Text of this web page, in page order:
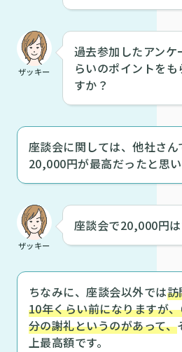
ザッキー
過去参加したアンケ
らいのポイントを
すか？
座談会に関しては、他社さん
20,000円が最高だったと思い
ザッキー
座談会で20,000円
ちなみに、座談会以外では訪
10年くらい前になりますが
分の謝礼というのがあって、
上最高額です。